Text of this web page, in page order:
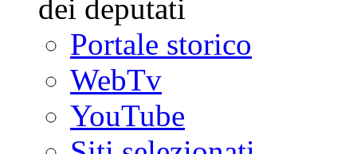
dei deputati
Portale storico
WebTv
YouTube